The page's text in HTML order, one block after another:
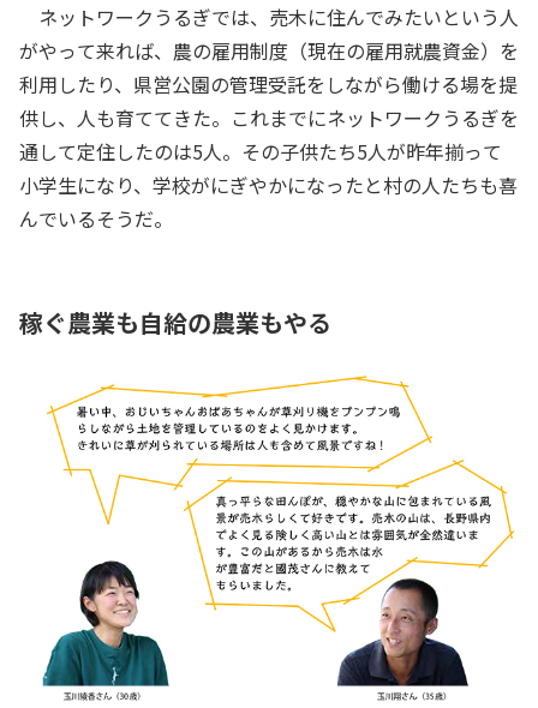
ネットワークうるぎでは、売木に住んでみたいという人
がやって来れば、農の雇用制度（現在の雇用就農資金）を
利用したり、県営公園の管理受託をしながら働ける場を提
供し、人も育ててきた。これまでにネットワークうるぎを
通して定住したのは5人。その子供たち5人が昨年揃って
小学生になり、学校がにぎやかになったと村の人たちも喜
んでいるそうだ。
稼ぐ農業も自給の農業もやる